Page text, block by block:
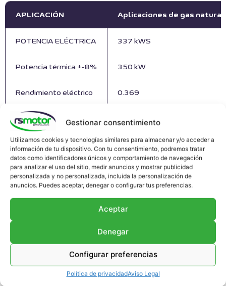
Gestionar consentimiento
Utilizamos cookies y tecnologías similares para almacenar y/o acceder a
información de tu dispositivo. Con tu consentimiento, podremos tratar
datos como identificadores únicos y comportamiento de navegación
para analizar el uso del sitio, medir anuncios y mostrar publicidad
personalizada y no personalizada, incluida la personalización de
anuncios. Puedes aceptar, denegar o configurar tus preferencias.
Aceptar
Denegar
Configurar preferencias
Política de privacidadAviso Legal
APLICACIÓN Aplicaciones de gas natural
POTENCIA ELÉCTRICA 337 kWS
Potencia térmica +-8% 350 kW
Rendimiento eléctrico 0.369
Rendimiento térmico 0.484
Concentración 5% concentración de oxígeno
ELEMENTOS CONSUMIBLES Referencia
Filtro de aire DEUTZ TBG616V8
Bujía DEUTZ TBG616V8 RS-12420290